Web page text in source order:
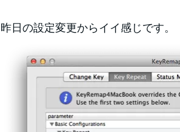
昨日の設定変更からイイ感じです。